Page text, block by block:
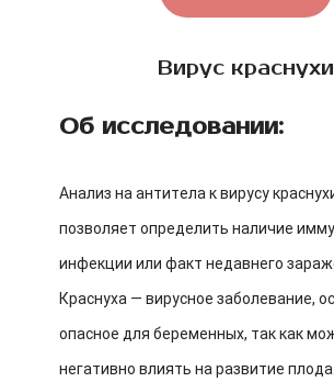
Вирус краснухи
Об исследовании:
Анализ на антитела к вирусу
позволяет определить наличие
инфекции или факт недавнего
Краснуха — вирусное заболевание,
опасное для беременных, так как
негативно влиять на развитие плода.